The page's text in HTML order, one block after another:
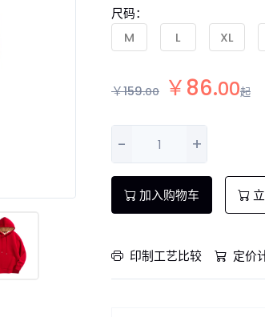
尺码：
M
L XL
￥159.00 ￥86.00起
- +
加入购物车
印制工艺比较 定价